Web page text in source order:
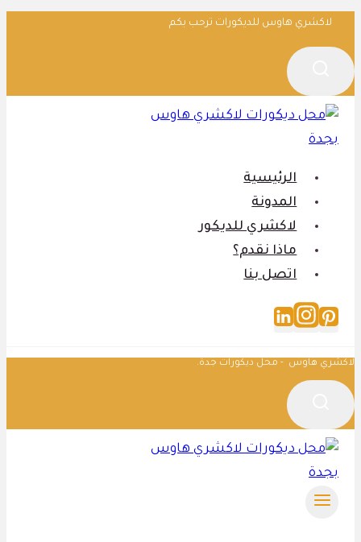
التجاوز
إلى
المحتوى
لاكشري هاوس للديكورات ترحب بكم
الرئيسية
المدونة
لاكشري للديكور
ماذا نقدم؟
اتصل بنا
لاكشري هاوس - محل ديكورات جدة.